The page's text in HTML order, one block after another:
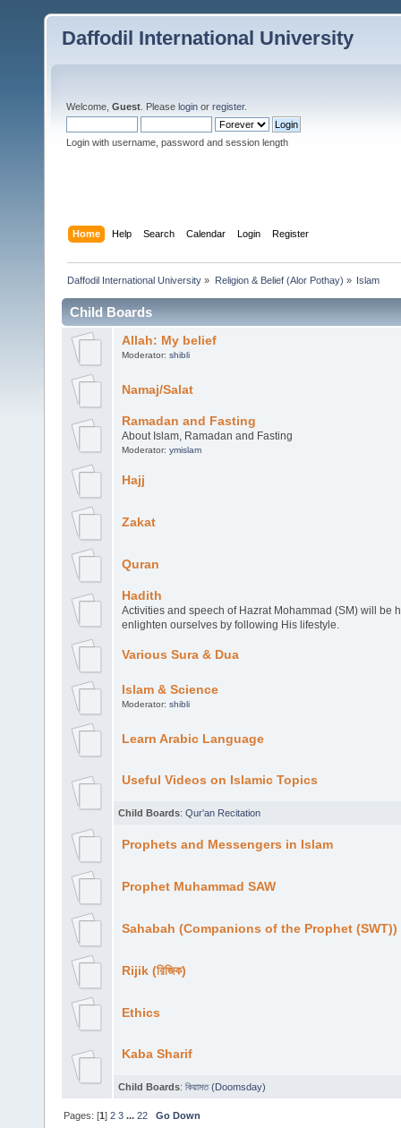
Daffodil International University
Welcome, Guest . Please login or register.
Login with username, password and session length
Home Help Search Calendar Login Register
Daffodil International University » Religion & Belief (Alor Pothay) » Islam
Child Boards
Allah: My belief
Moderator: shibli
Namaj/Salat
Ramadan and Fasting
About Islam, Ramadan and Fasting
Moderator: ymislam
Hajj
Zakat
Quran
Hadith
Activities and speech of Hazrat Mohammad (SM) will be
enlighten ourselves by following His lifestyle.
Various Sura & Dua
Islam & Science
Moderator: shibli
Learn Arabic Language
Useful Videos on Islamic Topics
Child Boards: Qur'an Recitation
Prophets and Messengers in Islam
Prophet Muhammad SAW
Sahabah (Companions of the Prophet (SWT))
Rijik (রিজিক)
Ethics
Kaba Sharif
Child Boards: কিয়ামত (Doomsday)
Pages: [1]2 3 ...22 Go Down